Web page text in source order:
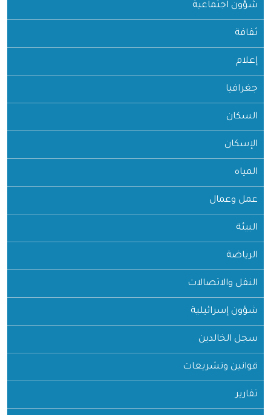
شؤون اجتماعية
ثقافة
إعلام
جغرافيا
السكان
الإسكان
المياه
عمل وعمال
البيئة
الرياضة
النقل والاتصالات
شؤون إسرائيلية
سجل الخالدين
قوانين وتشريعات
تقارير